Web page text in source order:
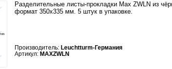
Разделительные листы-прокладки Max ZWLN из
формат 350x335 мм. 5 штук в упаковке.
Производитель: Leuchtturm-Германия
Артикул: MAXZWLN